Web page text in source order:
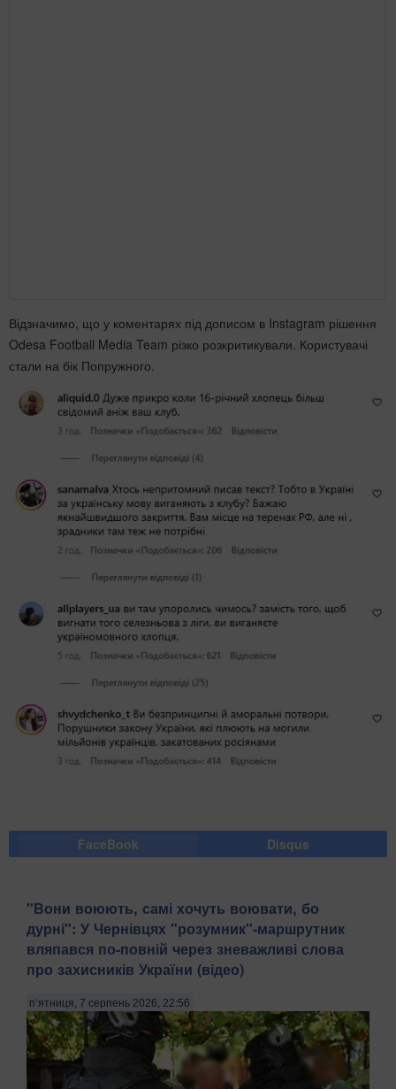
Відзначимо, що у коментарях під дописом в Instagram рішення
Odesa Football Media Team різко розкритикували. Користувачі
стали на бік Попружного.
FaceBook Disqus
​"Вони воюють, самі хочуть воювати, бо
дурні": У Чернівцях "розумник"-маршрутник
вляпався по-повній через зневажливі слова
про захисників України (відео)
п’ятниця, 7 серпень 2026, 22:56